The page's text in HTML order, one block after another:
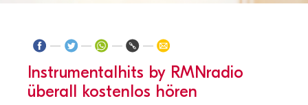
Instrumentalhits by RMNradio
überall kostenlos hören